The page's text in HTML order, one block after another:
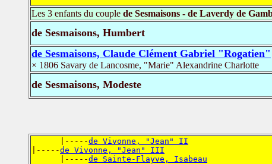
Les 3 enfants du couple de Sesmaisons - de Laverdy de
de Sesmaisons, Humbert
de Sesmaisons, Claude Clément Gabriel "Rogatien"
× 1806 Savary de Lancosme, "Marie" Alexandrine Charlotte
de Sesmaisons, Modeste
      |-----
de Vivonne, "Jean" II
|-----de Vivonne, "Jean" III
      |-----
de Sainte-Flayve, Isabeau